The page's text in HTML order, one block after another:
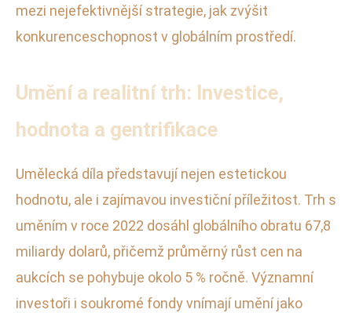
mezi nejefektivnější strategie, jak zvýšit
konkurenceschopnost v globálním prostředí.
Umění a realitní trh: Investice,
hodnota a gentrifikace
Umělecká díla představují nejen estetickou
hodnotu, ale i zajímavou investiční příležitost. Trh s
uměním v roce 2022 dosáhl globálního obratu 67,8
miliardy dolarů, přičemž průměrný růst cen na
aukcích se pohybuje okolo 5 % ročně. Významní
investoři i soukromé fondy vnímají umění jako